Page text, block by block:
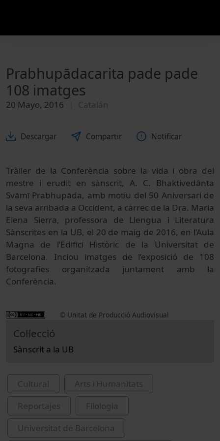
Prabhupādacarita pade pade
108 imatges
20 Mayo, 2016 Catalán
Descargar Compartir Notificar
Tràiler de la Conferència sobre la vida i obra del
mestre i erudit en sànscrit, A. C. Bhaktivedānta
Svāmī Prabhupāda, amb motiu del 50 Aniversari de
la seva arribada a Occident, a càrrec de la Dra. Maria
Elena Sierra, professora de Llengua i Literatura
Sànscrites en la UB, el 20 de maig de 2016, en l’Aula
Magna de l’Edifici Històric de la Universitat de
Barcelona. Inclou imatges de l’exposició de 108
fotografies organitzada juntament amb la
Conferència.
© Unitat de Producció Audiovisual
Col·lecció
Sànscrit a la UB
Cultural
Arts i Humanitats
Reportajes
Filologia
Universitat de Barcelona